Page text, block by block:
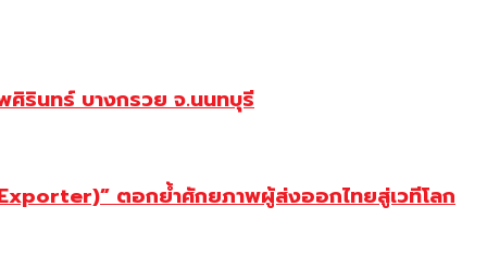
ศิรินทร์ บางกรวย จ.นนทบุรี
ตอกย้ำศักยภาพผู้ส่งออกไทยสู่เวทีโลก